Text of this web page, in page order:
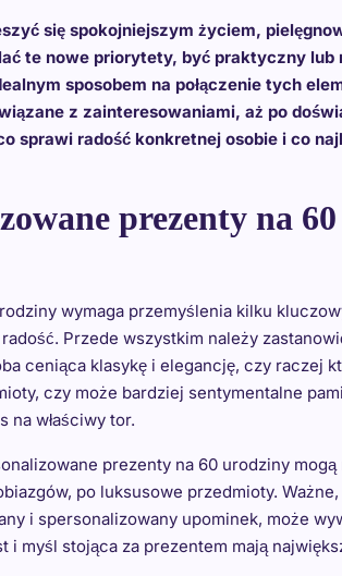
się spokojniejszym życiem,
te nowe priorytety, być praktyczny lub
sposobem na połączenie tych
z zainteresowaniami, aż po
sprawi radość konkretnej osobie i co
prezenty na
wymaga przemyślenia kilku
Przede wszystkim należy
ceniąca klasykę i elegancję, czy raczej
czy może bardziej sentymentalne
na właściwy tor.
prezenty na 60 urodziny mogą
po luksusowe przedmioty. Ważne,
i spersonalizowany upominek, może
myśl stojąca za prezentem mają